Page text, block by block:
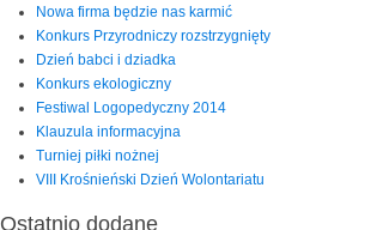
Nowa firma będzie nas karmić
Konkurs Przyrodniczy rozstrzygnięty
Dzień babci i dziadka
Konkurs ekologiczny
Festiwal Logopedyczny 2014
Klauzula informacyjna
Turniej piłki nożnej
VIII Krośnieński Dzień Wolontariatu
Ostatnio dodane